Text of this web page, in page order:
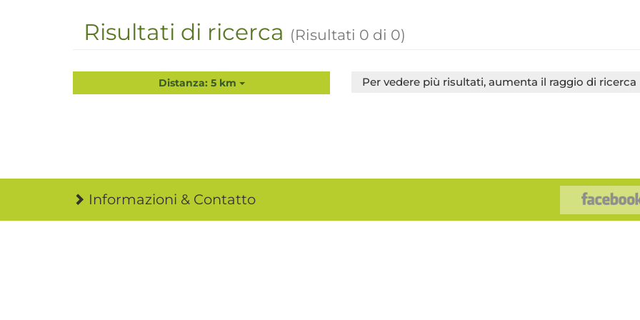
Risultati di ricerca (Risultati 0 di 0)
Distanza: 5 km Per vedere più risultati, aumenta il raggio di ricerca
Informazioni & Contatto